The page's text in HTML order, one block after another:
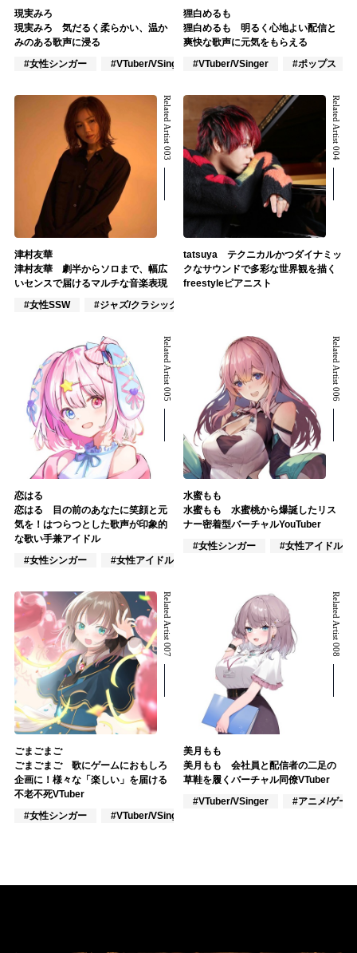
現実みろ
現実みろ 気だるく柔らかい、温か
みのある歌声に浸る
#女性シンガー
#VTuber/VSinger #ポップス
狸白めるも
狸白めるも 明るく心地よい配信と
爽快な歌声に元気をもらえる
#VTuber/VSinger
#ポップス
Related Artist 003
津村友華
津村友華 劇半からソロまで、幅広
いセンスで届けるマルチな音楽表現
#女性SSW
#ジャズ/クラシック奏者
Related Artist 004
tatsuya テクニカルかつダイナミッ
クなサウンドで多彩な世界観を描く
freestyleピアニスト
Related Artist 005
恋はる
恋はる 目の前のあなたに笑顔と元
気を！はつらつとした歌声が印象的
な歌い手兼アイドル
#女性シンガー
#女性アイドル
Related Artist 006
水蜜もも
水蜜もも 水蜜桃から爆誕したリス
ナー密着型バーチャルYouTuber
#女性シンガー
#女性アイドル
Related Artist 007
ごまごまご
ごまごまご 歌にゲームにおもしろ
企画に！様々な「楽しい」を届ける
不老不死VTuber
#女性シンガー
#VTuber/VSinger
Related Artist 008
美月もも
美月もも 会社員と配信者の二足の
草鞋を履くバーチャル同僚VTuber
#VTuber/VSinger
#アニメ/ゲーム